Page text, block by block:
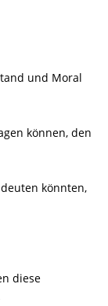
und Moral
können, den
könnten,
diese